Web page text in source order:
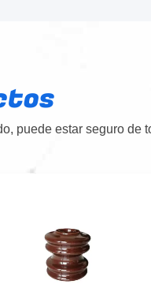
puede estar seguro de